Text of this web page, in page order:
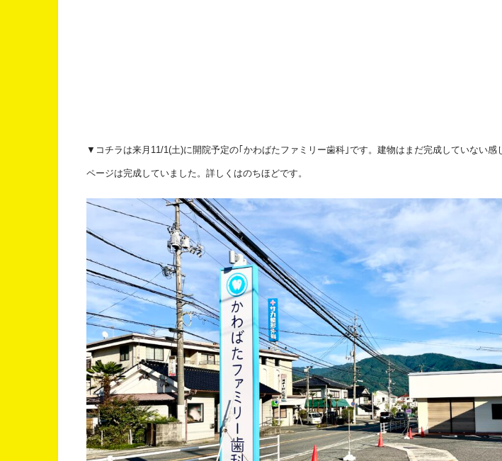
▼コチラは来月11/1(土)に開院予定の｢かわばたファミリー歯科｣です。建物はまだ完成していない感
ページは完成していました。詳しくはのちほどです。